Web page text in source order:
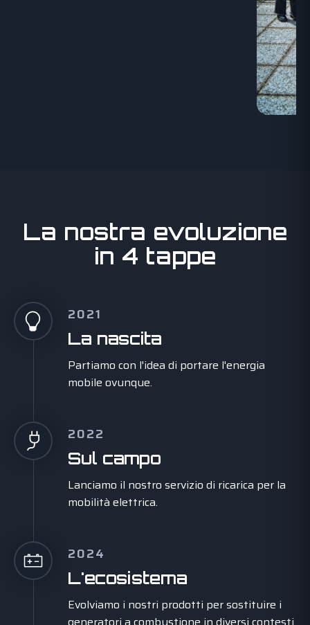
La nostra evoluzione
in 4 tappe
2021
La nascita
Partiamo con l'idea di portare l'energia
mobile ovunque.
2022
Sul campo
Lanciamo il nostro servizio di ricarica per la
mobilità elettrica.
2024
L'ecosistema
Evolviamo i nostri prodotti per sostituire i